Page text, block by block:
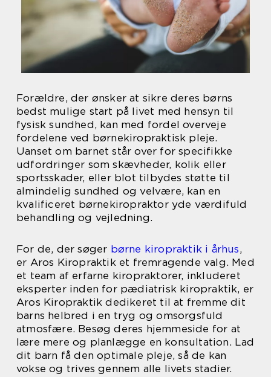
Forældre, der ønsker at sikre deres børns
bedst mulige start på livet med hensyn til
fysisk sundhed, kan med fordel overveje
fordelene ved børnekiropraktisk pleje.
Uanset om barnet står over for specifikke
udfordringer som skævheder, kolik eller
sportsskader, eller blot tilbydes støtte til
almindelig sundhed og velvære, kan en
kvalificeret børnekiropraktor yde værdifuld
behandling og vejledning.
For de, der søger børne kiropraktik i århus,
er Aros Kiropraktik et fremragende valg. Med
et team af erfarne kiropraktorer, inkluderet
eksperter inden for pædiatrisk kiropraktik, er
Aros Kiropraktik dedikeret til at fremme dit
barns helbred i en tryg og omsorgsfuld
atmosfære. Besøg deres hjemmeside for at
lære mere og planlægge en konsultation. Lad
dit barn få den optimale pleje, så de kan
vokse og trives gennem alle livets stadier.